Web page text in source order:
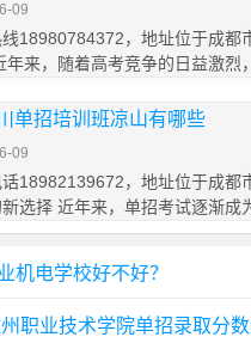
09
18980784372，地址位于成都
年来，随着高考竞争的日益激烈
单招培训班凉山有哪些
09
18982139672，地址位于成都
选择 近年来，单招考试逐渐成
机电学校好不好？
职业技术学院单招录取分